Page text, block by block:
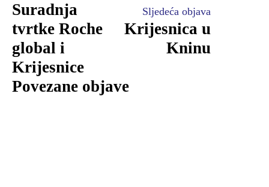
Suradnja
tvrtke Roche
global i
Krijesnice
Sljedeća objava
Krijesnica u
Kninu
Povezane objave